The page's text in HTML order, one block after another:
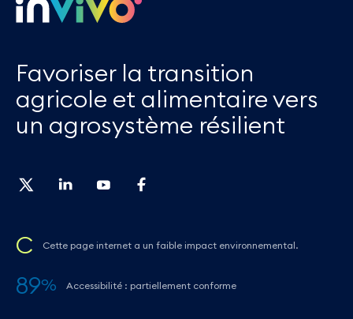
Favoriser la transition
agricole et alimentaire vers
un agrosystème résilient
C Cette page internet a un faible impact environnemental.
89% Accessibilité : partiellement conforme